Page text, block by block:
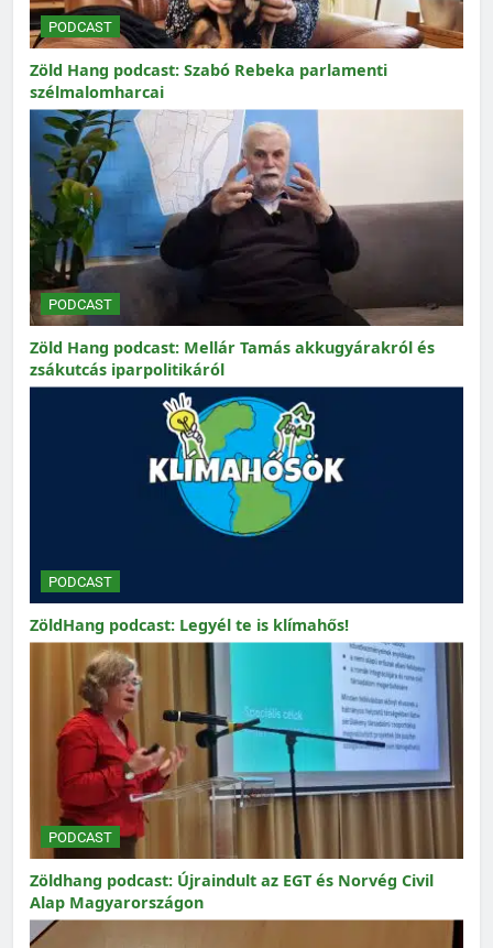
PODCAST
Zöld Hang podcast: Szabó Rebeka parlamenti
szélmalomharcai
PODCAST
Zöld Hang podcast: Mellár Tamás akkugyárakról és
zsákutcás iparpolitikáról
PODCAST
ZöldHang podcast: Legyél te is klímahős!
PODCAST
Zöldhang podcast: Újraindult az EGT és Norvég Civil
Alap Magyarországon